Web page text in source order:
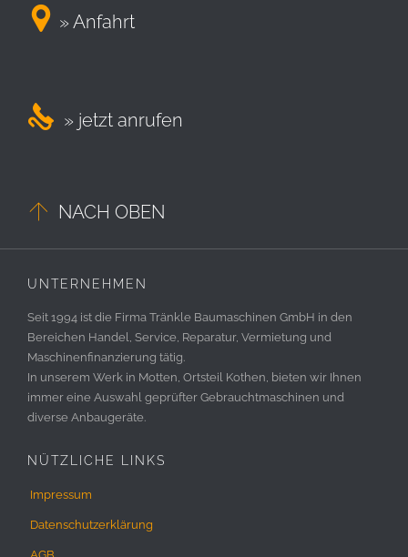
 » Anfahrt
 » jetzt anrufen
 NACH OBEN
UNTERNEHMEN
Seit 1994 ist die Firma Tränkle Baumaschinen GmbH in den
Bereichen Handel, Service, Reparatur, Vermietung und
Maschinenfinanzierung tätig.
In unserem Werk in Motten, Ortsteil Kothen, bieten wir Ihnen
immer eine Auswahl geprüfter Gebrauchtmaschinen und
diverse Anbaugeräte.
NÜTZLICHE LINKS
Impressum
Datenschutzerklärung